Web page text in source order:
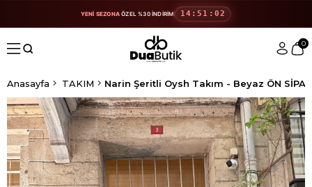
YENİ SEZONAÖZEL %30 İNDİRİM 14:51:02
0
Anasayfa TAKIM Narin Şeritli Oysh Takım - Beyaz ÖN